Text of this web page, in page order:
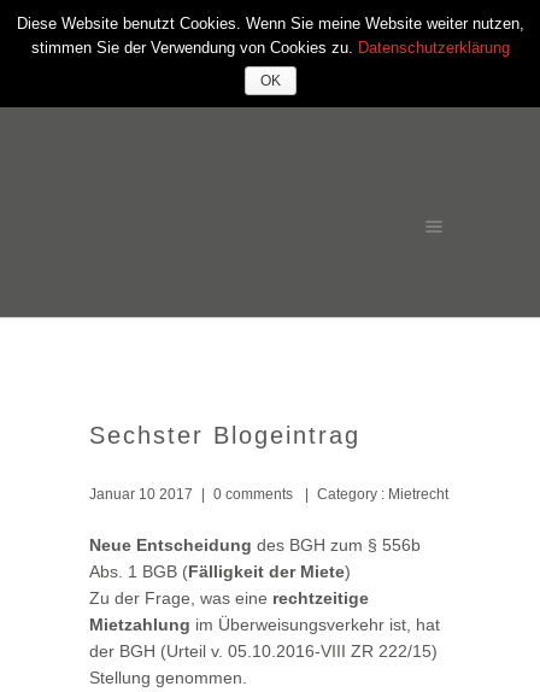
Sechster Blogeintrag
Januar 10 2017 0 comments Category : Mietrecht
Neue Entscheidung des BGH zum § 556b
Abs. 1 BGB (Fälligkeit der Miete)
Zu der Frage, was eine rechtzeitige
Mietzahlung im Überweisungsverkehr ist, hat
der BGH (Urteil v. 05.10.2016-VIII ZR 222/15)
Stellung genommen.
Diese Website benutzt Cookies. Wenn Sie meine Website weiter nutzen,
stimmen Sie der Verwendung von Cookies zu. Datenschutzerklärung
OK